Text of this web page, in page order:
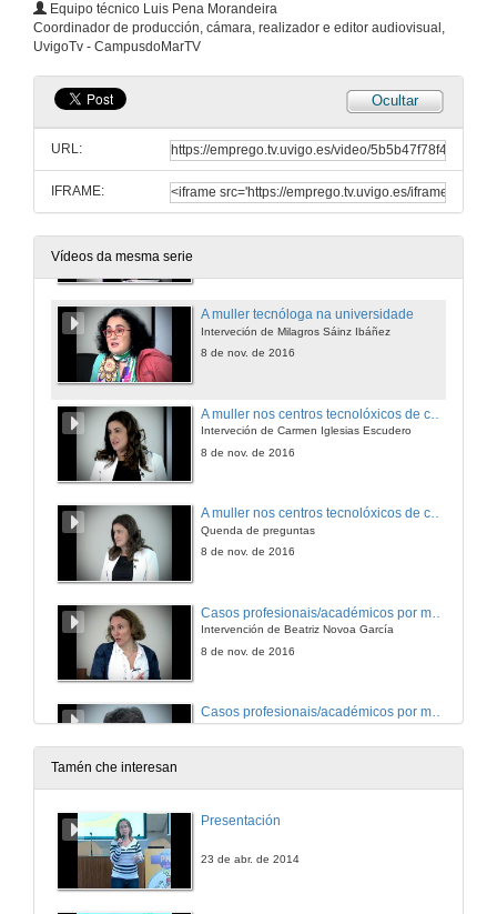
Equipo técnico Luis Pena Morandeira
Coordinador de producción, cámara, realizador e editor audiovisual,
UvigoTv - CampusdoMarTV
Ocultar
URL:
IFRAME:
Vídeos da mesma serie
Inauguración da xornada
Intervención de Uxía Blanco
8 de nov. de 2016
Inauguración da xornada
A muller tecnóloga na universidade
Interveción de Milagros Sáinz Ibáñez
8 de nov. de 2016
Interveción de Carmen Iglesias Escudero
8 de nov. de 2016
A muller nos centros tecnolóxicos de carácter privado
Quenda de preguntas
8 de nov. de 2016
Intervención de Beatriz Novoa García
8 de nov. de 2016
Casos profesionais/académicos por mulleres tecnólogas
8 de nov. de 2016
Intervención de Ana María Ulla Miguel
Tamén che interesan
Presentación
23 de abr. de 2014